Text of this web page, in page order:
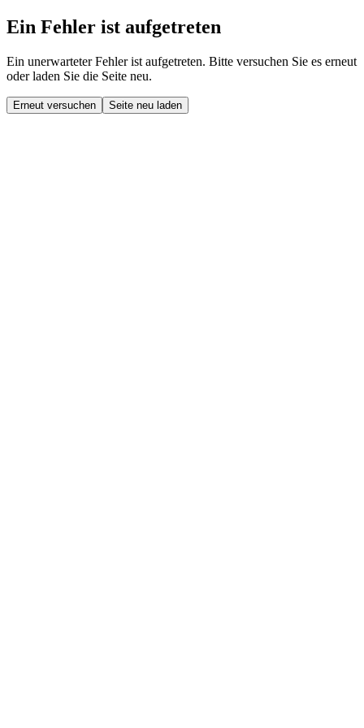
Ein Fehler ist aufgetreten
Ein unerwarteter Fehler ist aufgetreten. Bitte versuchen Sie es erneut
oder laden Sie die Seite neu.
Erneut versuchen Seite neu laden